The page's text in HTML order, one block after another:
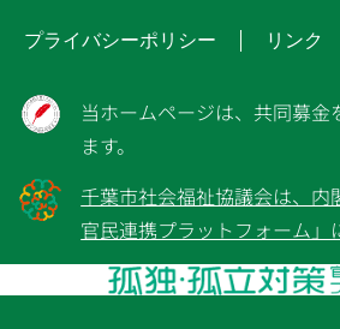
プライバシーポリシー リンク
当ホームページは、共同募
ます。
千葉市社会福祉協議会は、内
官民連携プラットフォーム」